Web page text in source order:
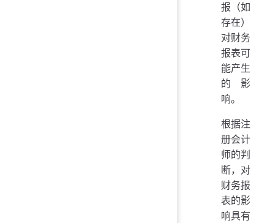
报（如
存在）
对财务
报表可
能产生
的影
响。
根据注
册会计
师的判
断，对
财务报
表的影
响具有